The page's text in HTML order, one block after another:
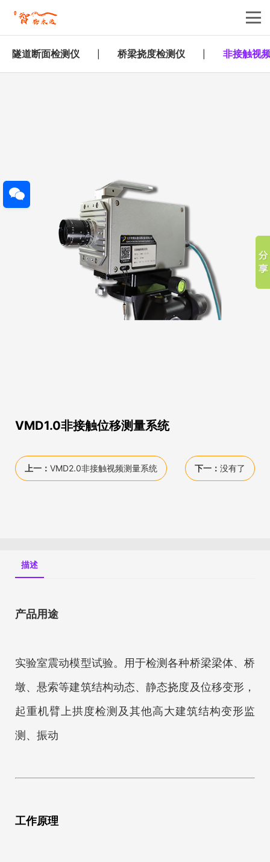
隧道断面检测仪 桥梁挠度检测仪 非接触视
VMD1.0非接触位移测量系统
上一： VMD2.0非接触视频测量系统 下一： 没有了
描述
产品用途
实验室震动模型试验。用于检测各种桥梁梁体、桥
墩、悬索等建筑结构动态、静态挠度及位移变形，
起重机臂上拱度检测及其他高大建筑结构变形监
测、振动
工作原理